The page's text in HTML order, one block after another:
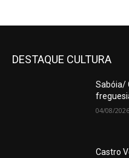
DESTAQUE CULTURA
Sabóia/
04/08/2026
Castro